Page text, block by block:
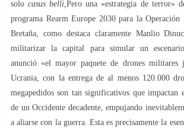
solocasus belli,Pero una «estrategia de terror»
programa Rearm Europe 2030 para la
Bretaña, como destaca claramente Manlio
militarizar la capital para simular un
anunció «el mayor paquete de drones militares
Ucrania, con la entrega de al menos 120.000
megapedidos son tan significativos que impactan
de un Occidente decadente, empujando
a aliarse con la guerra. Esta es precisamente la